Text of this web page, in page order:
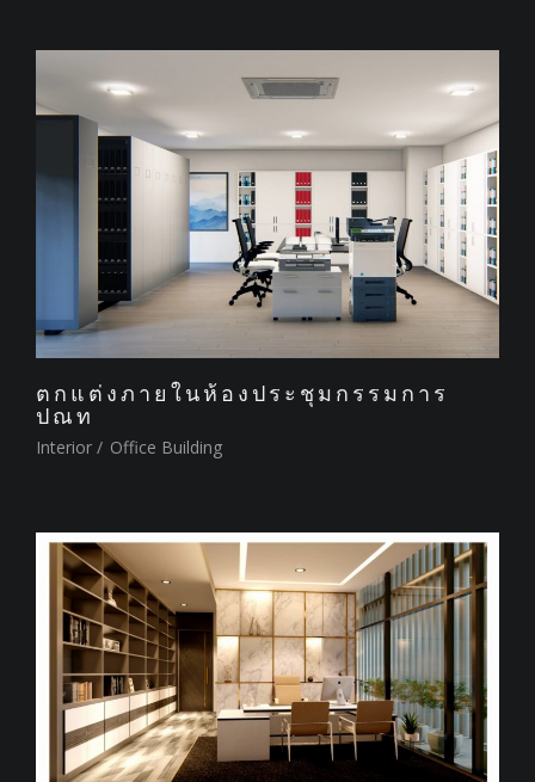
ตกแต่งภายในห้องประชุมกรรมการ
ปณท
Interior / Office Building